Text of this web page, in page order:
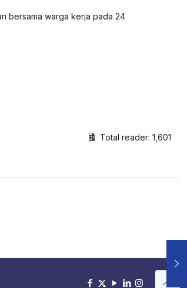
bersama warga kerja pada 24
Total reader: 1,601